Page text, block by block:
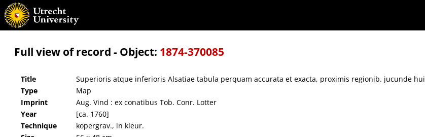
Superioris atque inferioris Alsatiae tabula perquam accurata et exacta, proximis regionib. jucunde huic insertis, annexisque.
Full view of record - Object: 1874-370085
Title Superioris atque inferioris Alsatiae tabula perquam accurata et exacta, proximis regionib. jucunde
Type
Map
Imprint
Aug. Vind : ex conatibus Tob. Conr. Lotter
Year
[ca. 1760]
Technique
kopergrav., in kleur.